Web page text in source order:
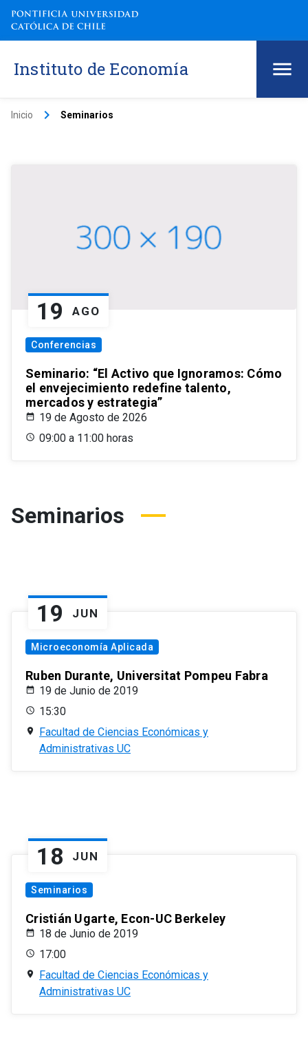
Instituto de Economía
Inicio keyboard_arrow_right Seminarios
19 AGO
Conferencias
Seminario: “El Activo que Ignoramos: Cómo
el envejecimiento redefine talento,
mercados y estrategia”
19 de Agosto de 2026
09:00 a 11:00 horas
Seminarios
19 JUN
Microeconomía Aplicada
Ruben Durante, Universitat Pompeu Fabra
19 de Junio de 2019
15:30
Facultad de Ciencias Económicas y
Administrativas UC
18 JUN
Seminarios
Cristián Ugarte, Econ-UC Berkeley
18 de Junio de 2019
17:00
Facultad de Ciencias Económicas y
Administrativas UC